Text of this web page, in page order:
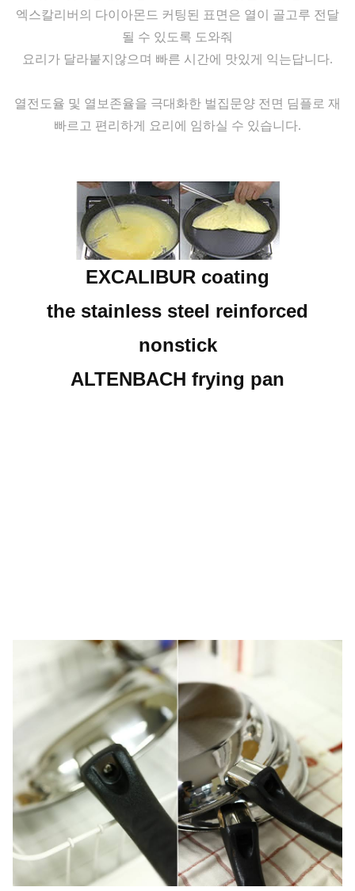
엑스칼리버의 다이아몬드 커팅된 표면은 열이 골고루 전달
될 수 있도록 도와줘
요리가 달라붙지않으며 빠른 시간에 맛있게 익는답니다.
열전도율 및 열보존율을 극대화한 벌집문양 전면 딤플로 재
빠르고 편리하게 요리에 임하실 수 있습니다.
EXCALIBUR coating
the stainless steel reinforced
nonstick
ALTENBACH frying pan